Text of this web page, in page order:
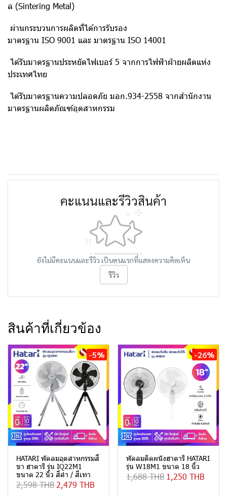
ล (Sintering Metal)
ผ่านกระบวนการผลิตที่ได้การรับรอง
มาตรฐาน ISO 9001 และ มาตรฐาน ISO 14001
ได้รับมาตรฐานประหยัดไฟเบอร์ 5 จากการไฟฟ้าฝ่ายผลิตแห่ง
ประเทศไทย
ได้รับมาตรฐานความปลอดภัย มอก.934-2558 จากสำนักงาน
มาตรฐานผลิตภัณฑ์อุตสาหกรรม
คะแนนและรีวิวสินค้า
ยังไม่มีคะแนนและรีวิว เป็นคนแรกที่แสดงความคิดเห็น
รีวิว
สินค้าที่เกี่ยวข้อง
-5%
HATARI พัดลมอุตสาหกรรมสี่
ขา ฮาตาริ รุ่น IQ22M1
ขนาด 22 นิ้ว สีดำ / สีเทา
2,598 THB 2,479 THB
-26%
พัดลมติดผนังฮาตาริ HATARI
รุ่น W18M1 ขนาด 18 นิ้ว
1,688 THB 1,250 THB